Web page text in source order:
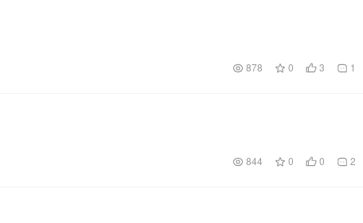
878 0 3 1
844 0 0 2